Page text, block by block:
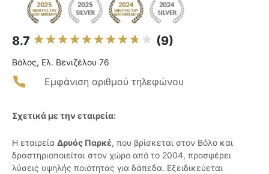
8.7 (9)
Βόλος, Ελ. Βενιζέλου 76
Εμφάνιση αριθμού τηλεφώνου
Σχετικά με την εταιρεία:
Η εταιρεία Δρυός Παρκέ, που βρίσκεται στον Βόλο και
δραστηριοποιείται στον χώρο από το 2004, προσφέρει
λύσεις υψηλής ποιότητας για δάπεδα. Εξειδικεύεται